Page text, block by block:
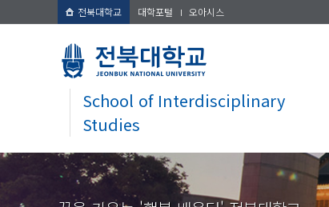
전북대학교 대학포털 오아시스
School of Interdisciplinary
Studies